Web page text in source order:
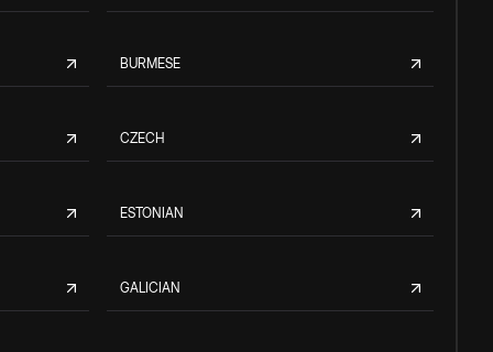
BURMESE
CZECH
ESTONIAN
GALICIAN